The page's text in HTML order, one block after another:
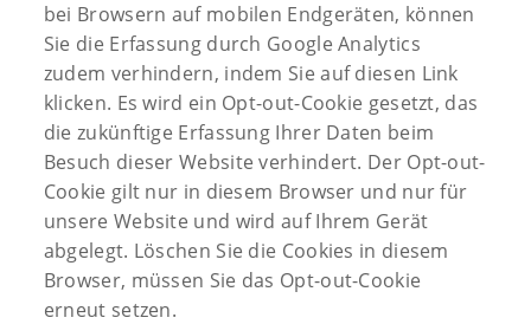
bei Browsern auf mobilen Endgeräten, können
Sie die Erfassung durch Google Analytics
zudem verhindern, indem Sie auf diesen Link
klicken. Es wird ein Opt-out-Cookie gesetzt, das
die zukünftige Erfassung Ihrer Daten beim
Besuch dieser Website verhindert. Der Opt-out-
Cookie gilt nur in diesem Browser und nur für
unsere Website und wird auf Ihrem Gerät
abgelegt. Löschen Sie die Cookies in diesem
Browser, müssen Sie das Opt-out-Cookie
erneut setzen.